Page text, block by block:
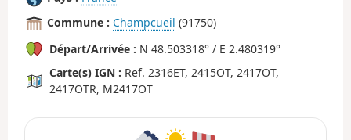
Commune : Champcueil (91750)
Départ/Arrivée : N 48.503318° / E 2.480319°
Carte(s) IGN : Ref. 2316ET, 2415OT, 2417OT,
2417OTR, M2417OT